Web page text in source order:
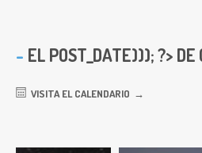
EL POST_DATE))); ?> DE
VISITA EL CALENDARIO